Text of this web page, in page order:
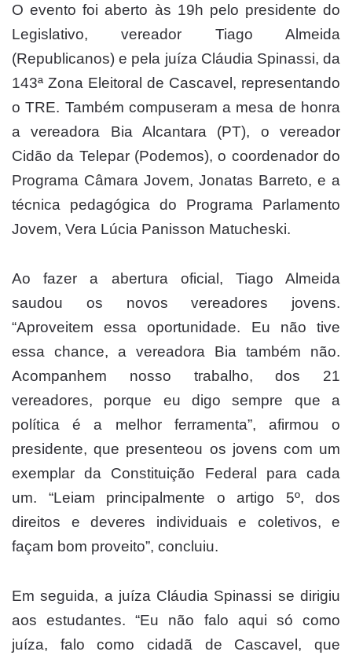
O evento foi aberto às 19h pelo presidente do
Legislativo, vereador Tiago Almeida
(Republicanos) e pela juíza Cláudia Spinassi, da
143ª Zona Eleitoral de Cascavel, representando
o TRE. Também compuseram a mesa de honra
a vereadora Bia Alcantara (PT), o vereador
Cidão da Telepar (Podemos), o coordenador do
Programa Câmara Jovem, Jonatas Barreto, e a
técnica pedagógica do Programa Parlamento
Jovem, Vera Lúcia Panisson Matucheski.
Ao fazer a abertura oficial, Tiago Almeida
saudou os novos vereadores jovens.
“Aproveitem essa oportunidade. Eu não tive
essa chance, a vereadora Bia também não.
Acompanhem nosso trabalho, dos 21
vereadores, porque eu digo sempre que a
política é a melhor ferramenta”, afirmou o
presidente, que presenteou os jovens com um
exemplar da Constituição Federal para cada
um. “Leiam principalmente o artigo 5º, dos
direitos e deveres individuais e coletivos, e
façam bom proveito”, concluiu.
Em seguida, a juíza Cláudia Spinassi se dirigiu
aos estudantes. “Eu não falo aqui só como
juíza, falo como cidadã de Cascavel, que